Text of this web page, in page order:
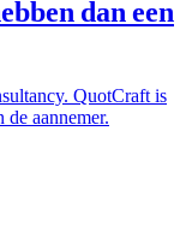
dan een
QuotCraft is
aannemer.